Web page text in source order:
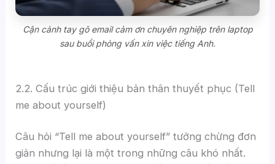
Cận cảnh tay gõ email cảm ơn chuyên nghiệp trên laptop
sau buổi phỏng vấn xin việc tiếng Anh.
2.2. Cấu trúc giới thiệu bản thân thuyết phục (Tell
me about yourself)
Câu hỏi “Tell me about yourself” tưởng chừng đơn
giản nhưng lại là một trong những câu khó nhất.